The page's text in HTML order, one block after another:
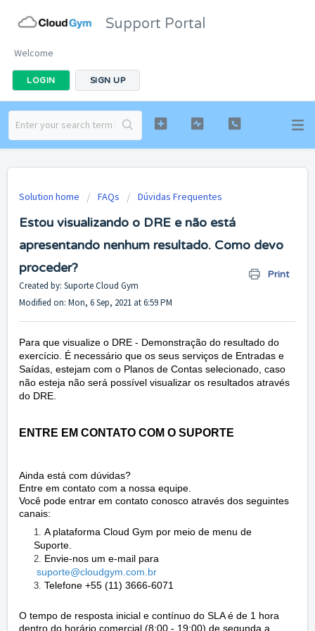
Support Portal
Welcome
LOGIN SIGN UP
Solution home FAQs Dúvidas Frequentes
Estou visualizando o DRE e não está
apresentando nenhum resultado. Como devo
proceder?
Print
Created by: Suporte Cloud Gym
Modified on: Mon, 6 Sep, 2021 at 6:59 PM
Para que visualize o DRE - Demonstração do resultado do
exercício. É necessário que os seus serviços de Entradas e
Saídas, estejam com o Planos de Contas selecionado, caso
não esteja não será possível visualizar os resultados através
do DRE.
ENTRE EM CONTATO COM O SUPORTE
Ainda está com dúvidas?
Entre em contato com a nossa equipe.
Você pode entrar em contato conosco através dos seguintes
canais:
A plataforma Cloud Gym por meio de menu de
Suporte.
Envie-nos um e-mail para
suporte@cloudgym.com.br
Telefone +55 (11) 3666-6071
O tempo de resposta inicial e contínuo do SLA é de 1 hora
dentro do horário comercial (8:00 - 19:00) de segunda a